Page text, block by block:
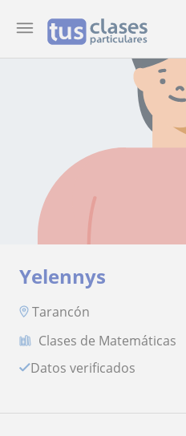
Yelennys
Tarancón
Clases de Matemáticas
Datos verificados